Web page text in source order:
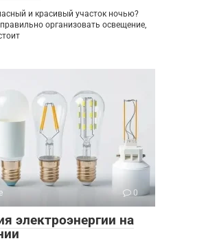
и красивый участок ночью?
организовать освещение,
0
электроэнергии на